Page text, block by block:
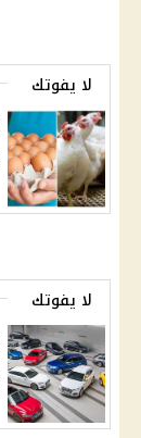
لا يفوتك
لا يفوتك